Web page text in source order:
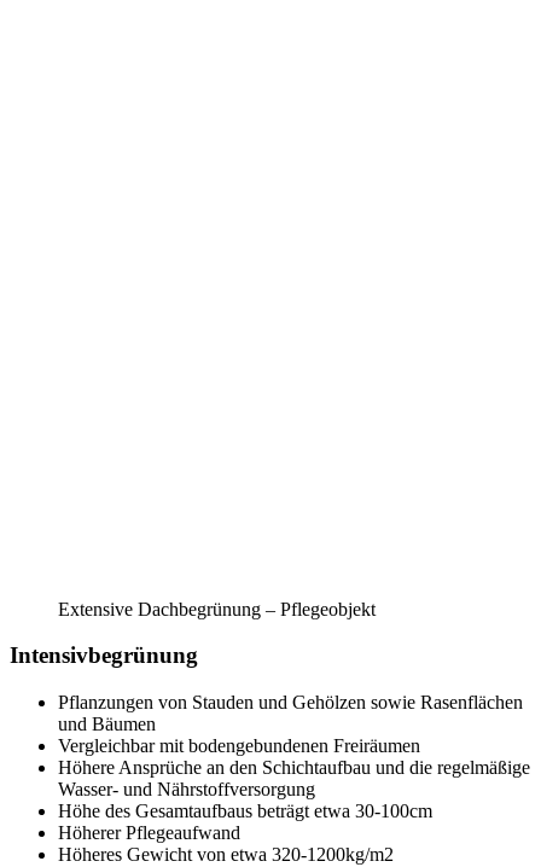
Extensive Dachbegrünung – Pflegeobjekt
Intensivbegrünung
Pflanzungen von Stauden und Gehölzen sowie Rasenflächen
und Bäumen
Vergleichbar mit bodengebundenen Freiräumen
Höhere Ansprüche an den Schichtaufbau und die regelmäßige
Wasser- und Nährstoffversorgung
Höhe des Gesamtaufbaus beträgt etwa 30-100cm
Höherer Pflegeaufwand
Höheres Gewicht von etwa 320-1200kg/m2